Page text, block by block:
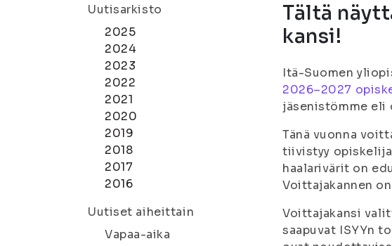
Uutisarkisto
2025
2024
2023
2022
2021
2020
2019
2018
2017
2016
Uutiset aiheittain
Vapaa-aika
Tältä
kansi!
Itä-Suomen
2026–2027
jäsenistömme eli
Tänä vuonna
tiivistyy
haalarivärit on
Voittajakannen
Voittajakansi
saapuvat ISYYn